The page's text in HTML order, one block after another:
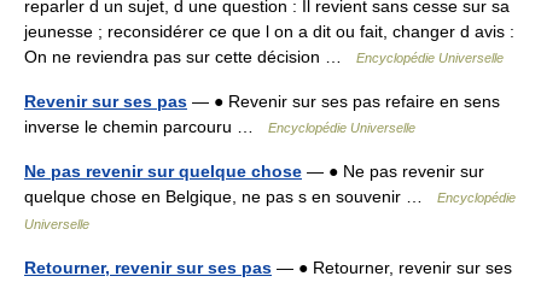
reparler d un sujet, d une question : Il revient sans cesse sur sa
jeunesse ; reconsidérer ce que l on a dit ou fait, changer d avis :
On ne reviendra pas sur cette décision …
Encyclopédie Universelle
Revenir sur ses pas — ● Revenir sur ses pas refaire en sens
inverse le chemin parcouru …
Encyclopédie Universelle
Ne pas revenir sur quelque chose — ● Ne pas revenir sur
quelque chose en Belgique, ne pas s en souvenir …
Encyclopédie
Universelle
Retourner, revenir sur ses pas — ● Retourner, revenir sur ses